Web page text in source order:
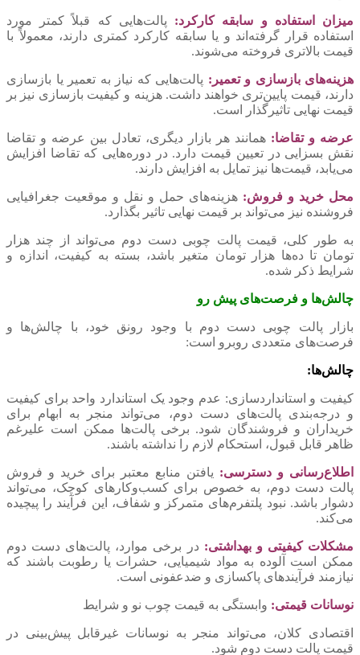
میزان استفاده و سابقه کارکرد:
پالت‌هایی که قبلاً کمتر مورد
استفاده قرار گرفته‌اند و یا سابقه کارکرد کمتری دارند، معمولاً با
قیمت بالاتری فروخته می‌شوند.
هزینه‌های بازسازی و تعمیر: پالت‌هایی که نیاز به تعمیر یا بازسازی
دارند، قیمت پایین‌تری خواهند داشت. هزینه و کیفیت بازسازی نیز بر
قیمت نهایی تاثیرگذار است.
عرضه و تقاضا: همانند هر بازار دیگری، تعادل بین عرضه و تقاضا
نقش بسزایی در تعیین قیمت دارد. در دوره‌هایی که تقاضا افزایش
می‌یابد، قیمت‌ها نیز تمایل به افزایش دارند.
محل خرید و فروش: هزینه‌های حمل و نقل و موقعیت جغرافیایی
فروشنده نیز می‌تواند بر قیمت نهایی تاثیر بگذارد.
به طور کلی، قیمت پالت چوبی دست دوم می‌تواند از چند هزار
تومان تا ده‌ها هزار تومان متغیر باشد، بسته به کیفیت، اندازه و
شرایط ذکر شده.
چالش‌ها و فرصت‌های پیش رو
بازار پالت چوبی دست دوم با وجود رونق خود، با چالش‌ها و
فرصت‌های متعددی روبرو است:
چالش‌ها:
کیفیت و استانداردسازی: عدم وجود یک استاندارد واحد برای کیفیت
و درجه‌بندی پالت‌های دست دوم، می‌تواند منجر به ابهام برای
خریداران و فروشندگان شود. برخی پالت‌ها ممکن است علیرغم
ظاهر قابل قبول، استحکام لازم را نداشته باشند.
اطلاع‌رسانی و دسترسی: یافتن منابع معتبر برای خرید و فروش
پالت دست دوم، به خصوص برای کسب‌وکارهای کوچک، می‌تواند
دشوار باشد. نبود پلتفرم‌های متمرکز و شفاف، این فرآیند را پیچیده
می‌کند.
مشکلات کیفیتی و بهداشتی: در برخی موارد، پالت‌های دست دوم
ممکن است آلوده به مواد شیمیایی، حشرات یا رطوبت باشند که
نیازمند فرآیندهای پاکسازی و ضدعفونی است.
نوسانات قیمتی: وابستگی به قیمت چوب نو و شرایط
اقتصادی کلان، می‌تواند منجر به نوسانات غیرقابل پیش‌بینی در
قیمت پالت دست دوم شود.